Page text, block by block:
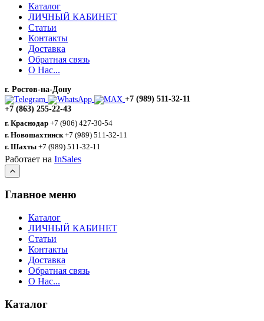
Каталог
ЛИЧНЫЙ КАБИНЕТ
Статьи
Контакты
Доставка
Обратная связь
О Нас...
г. Ростов-на-Дону
+7 (989) 511-32-11
+7 (863) 255-22-43
г. Краснодар +7 (906) 427-30-54
г. Новошахтинск +7 (989) 511-32-11
г. Шахты +7 (989) 511-32-11
Работает на InSales
Главное меню
Каталог
ЛИЧНЫЙ КАБИНЕТ
Статьи
Контакты
Доставка
Обратная связь
О Нас...
Каталог